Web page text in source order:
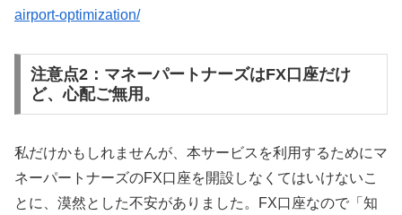
airport-optimization/
注意点2：マネーパートナーズはFX口座だけ
ど、心配ご無用。
私だけかもしれませんが、本サービスを利用するためにマ
ネーパートナーズのFX口座を開設しなくてはいけないこ
とに、漠然とした不安がありました。FX口座なので「知